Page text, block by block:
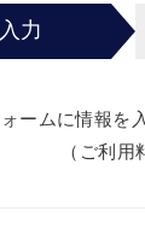
力
ームに情報を
（ご利